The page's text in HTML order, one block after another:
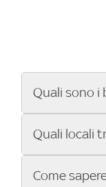
Quali sono i
Se cerchi un
ENILIVE, la
Sky Bar ti
Quali locali
Vuoi sapere
Come